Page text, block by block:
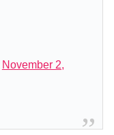
November 2,